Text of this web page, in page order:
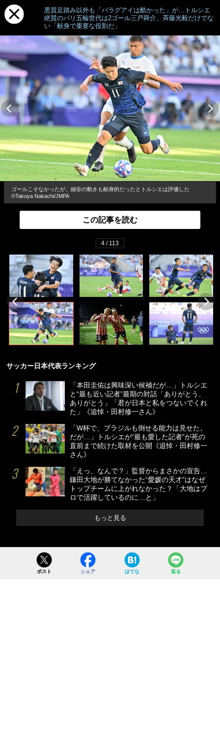
悪質足踏み以外も「パラグアイは酷かった」が…トルシエ
絶賛のパリ五輪世代は2ゴール三戸舜介、斉藤光毅だけでな
い「献身で重要な役割だ」
ゴールこそなかったが、細谷の動きも献身的だったとトルシエは評価した
©Takuya Nakachi/JMPA
この記事を読む
4 / 113
サッカー日本代表ランキング
「本田圭佑は興味深い候補だが…」トルシエ
と“最も近い記者”最期の対話「ありがとう、
ありがとう」「君が日本と私をつないでくれ
た」《追悼・田村修一さん》
「W杯で、ブラジルも倒せる能力は見せた。
だが…」トルシエが“最も愛した記者”が死の
直前まで続けた取材を公開《追悼・田村修一
さん》
「えっ、なんで？」監督からまさかの宣告…
鎌田大地が勝てなかった“愛媛の天才”はなぜ
トップチームに上がれなかった？「大地はプ
ロで活躍しているのに…と」
もっと見る
ポスト シェア はてな 送る